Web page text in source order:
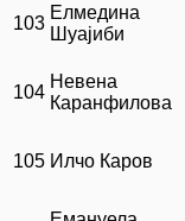
103
Елмедина
Шуајиби
104
Невена
Каранфилова
105 Илчо Каров